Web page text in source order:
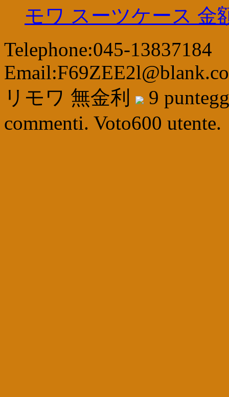
モワ スーツケース 金
Telephone:045-13837184
リモワ 無金利
9
commenti. Voto600 utente.